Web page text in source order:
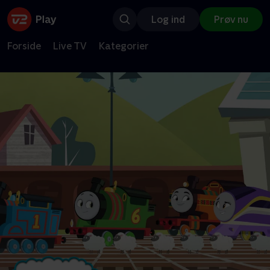
Log ind Prøv nu
Forside Live TV Kategorier